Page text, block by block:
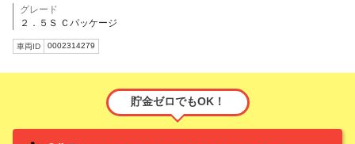
グレード
２．５Ｓ Ｃパッケージ
車両ID 0002314279
貯金ゼロでもOK！